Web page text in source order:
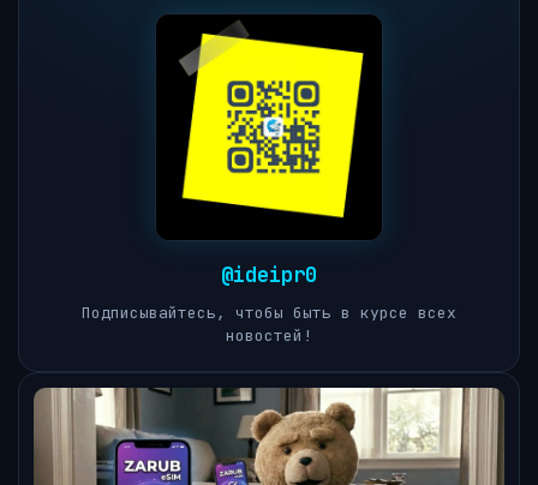
@ideipr0
Подписывайтесь, чтобы быть в курсе всех
новостей!